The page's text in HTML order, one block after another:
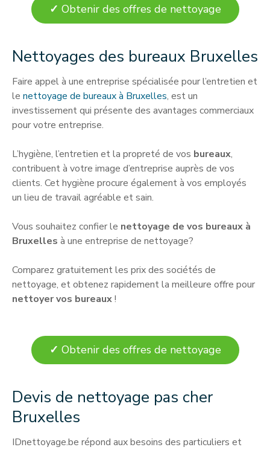
✓ Obtenir des offres de nettoyage
Nettoyages des bureaux Bruxelles
Faire appel à une entreprise spécialisée pour l’entretien et
le nettoyage de bureaux à Bruxelles, est un
investissement qui présente des avantages commerciaux
pour votre entreprise.
L’hygiène, l’entretien et la propreté de vos bureaux,
contribuent à votre image d’entreprise auprès de vos
clients. Cet hygiène procure également à vos employés
un lieu de travail agréable et sain.
Vous souhaitez confier le nettoyage de vos bureaux à
Bruxelles à une entreprise de nettoyage?
Comparez gratuitement les prix des sociétés de
nettoyage, et obtenez rapidement la meilleure offre pour
nettoyer vos bureaux!
✓ Obtenir des offres de nettoyage
Devis de nettoyage pas cher
Bruxelles
IDnettoyage.be répond aux besoins des particuliers et